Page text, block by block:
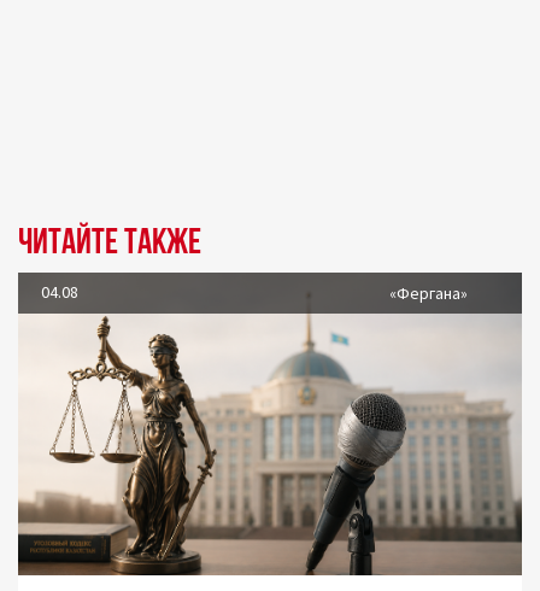
Читайте также
04.08 «Фергана»